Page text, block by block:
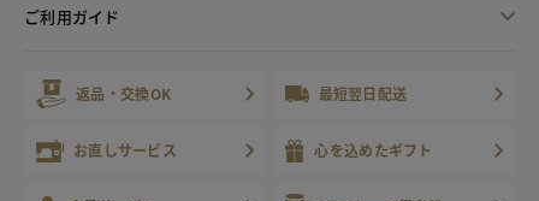
ご利用ガイド
返品・交換OK 最短翌日配送
お直しサービス 心を込めたギフト